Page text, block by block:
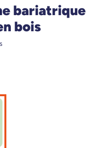
bariatrique
bois